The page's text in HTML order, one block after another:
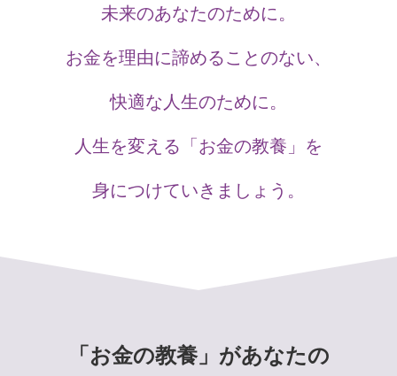
未来のあなたのために。
お金を理由に諦めることのない、
快適な人生のために。
人生を変える「お金の教養」を
身につけていきましょう。
「お金の教養」があなたの